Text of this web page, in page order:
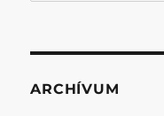
ARCHÍVUM